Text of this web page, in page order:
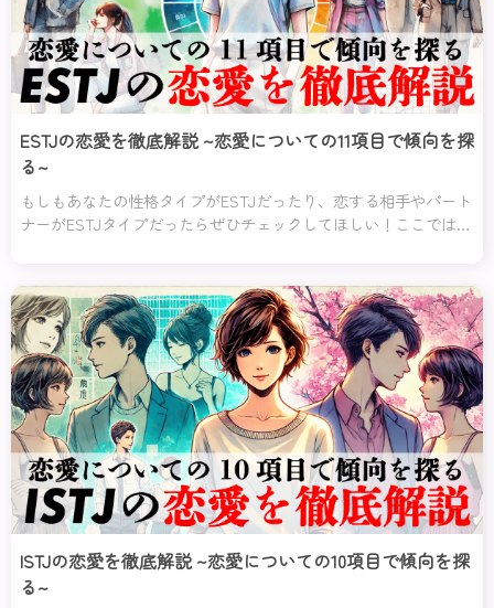
ESTJの恋愛を徹底解説 ~恋愛についての11項目で傾向を探
る~
もしもあなたの性格タイプがESTJだったり、恋する相手やパート
ナーがESTJタイプだったらぜひチェックしてほしい！ここでは、
ISTJの恋愛を徹底解説 ~恋愛についての10項目で傾向を探
る~